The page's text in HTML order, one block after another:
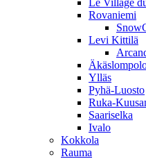
Le Village
Rovaniemi
Levi Kittilä
Ylläs
Pyhä-Luosto
Ruka-
Saariselka
Ivalo
Kokkola
Rauma